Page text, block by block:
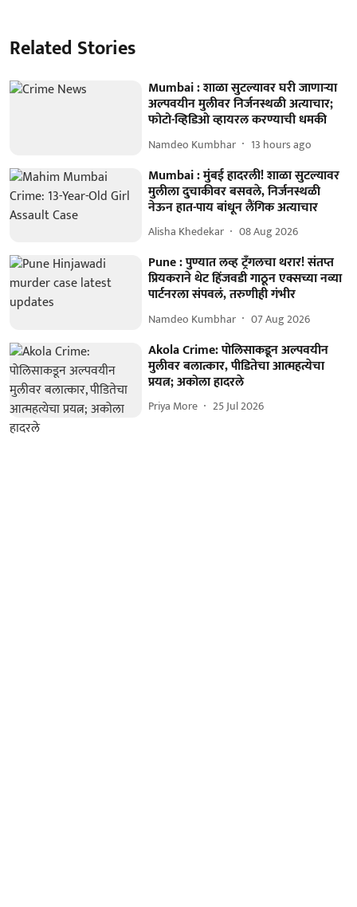
Related Stories
Mumbai : शाळा सुटल्यावर घरी जाणाऱ्या
अल्पवयीन मुलीवर निर्जनस्थळी अत्याचार;
फोटो-व्हिडिओ व्हायरल करण्याची धमकी
Namdeo Kumbhar 13 hours ago
Mumbai : मुंबई हादरली! शाळा सुटल्यावर
मुलीला दुचाकीवर बसवले, निर्जनस्थळी
नेऊन हात-पाय बांधून लैंगिक अत्याचार
Alisha Khedekar 08 Aug 2026
Pune : पुण्यात लव्ह ट्रँगलचा थरार! संतप्त
प्रियकराने थेट हिंजवडी गाठून एक्सच्या नव्या
पार्टनरला संपवलं, तरुणीही गंभीर
Namdeo Kumbhar 07 Aug 2026
Akola Crime: पोलिसाकडून अल्पवयीन
मुलीवर बलात्कार, पीडितेचा आत्महत्येचा
प्रयत्न; अकोला हादरले
Priya More 25 Jul 2026